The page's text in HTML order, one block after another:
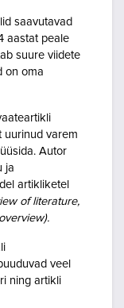
saavutavad
aastat peale
suure viidete
on oma
uurinud varem
Autor
ja
artikliketel
of literature,
veel
ning artikli